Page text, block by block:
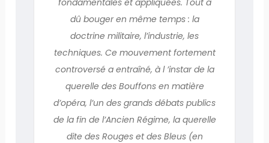
dû bouger en même temps : la
doctrine militaire, l’industrie, les
techniques. Ce mouvement fortement
controversé a entraîné, à l ’instar de la
querelle des Bouffons en matière
d’opéra, l’un des grands débats publics
de la fin de l’Ancien Régime, la querelle
dite des Rouges et des Bleus (en